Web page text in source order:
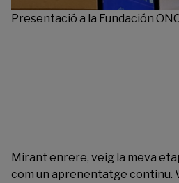
Presentació a la Fundación
Mirant enrere, veig la meva
com un aprenentatge continu.